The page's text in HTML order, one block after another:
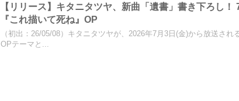
【リリース】キタニタツヤ、新曲「遺書」書き下ろし！
『これ描いて死ね』OP
（初出：26/05/08）キタニタツヤが、2026年7月3日(金)から放送され
OPテーマと...